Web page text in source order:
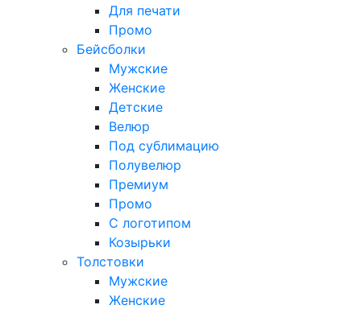
Для печати
Промо
Бейсболки
Мужские
Женские
Детские
Велюр
Под сублимацию
Полувелюр
Премиум
Промо
С логотипом
Козырьки
Толстовки
Мужские
Женские